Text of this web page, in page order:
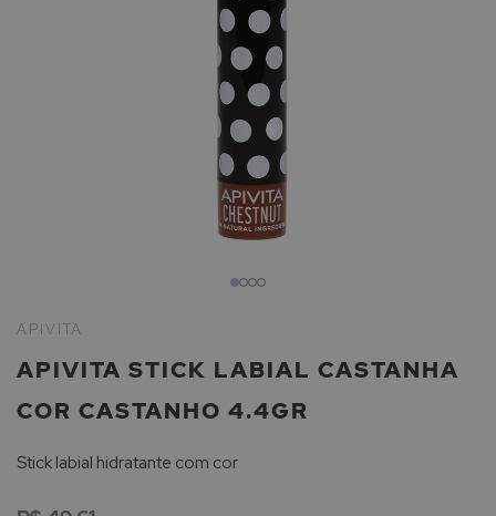
para
início
Galeria
imagens
APIVITA STICK LABIAL CASTANHA
COR CASTANHO 4.4GR
APIVITA
Stick labial hidratante com cor